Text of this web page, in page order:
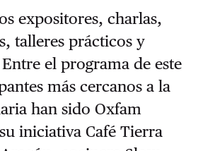
expositores, charlas,
talleres prácticos y
el programa de este
más cercanos a la
han sido Oxfam
iniciativa Café Tierra